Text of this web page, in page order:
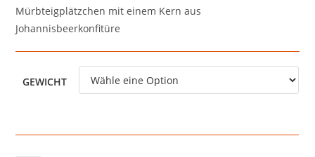
Mürbteigplätzchen mit einem Kern aus
Johannisbeerkonfitüre
GEWICHT